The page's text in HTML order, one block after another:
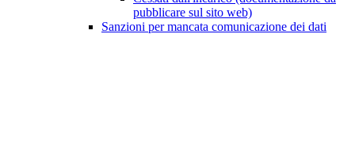
pubblicare sul sito web)
Sanzioni per mancata comunicazione dei dati